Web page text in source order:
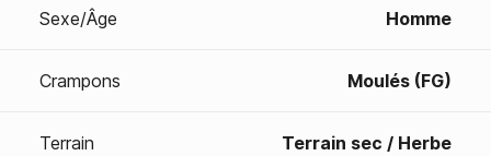
Sexe/Âge Homme
Crampons Moulés (FG)
Terrain Terrain sec / Herbe